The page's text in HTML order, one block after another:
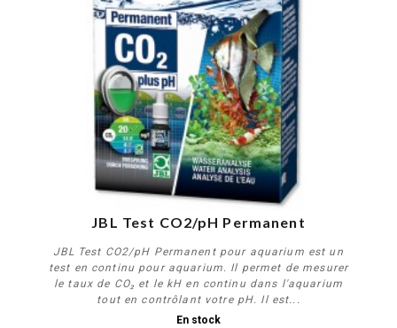
JBL Test CO2/pH Permanent
JBL Test CO2/pH Permanent pour aquarium est un
test en continu pour aquarium. Il permet de mesurer
le taux de CO₂ et le kH en continu dans l'aquarium
tout en contrôlant votre pH. Il est...
En stock